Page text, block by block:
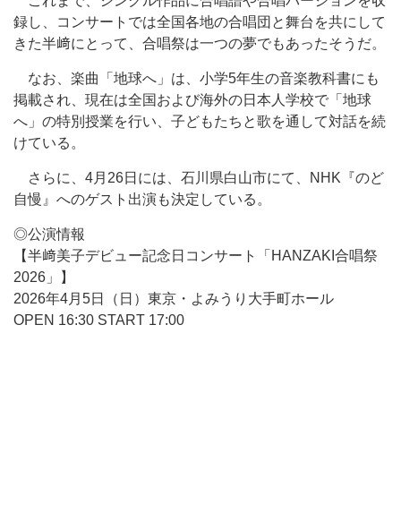
録し、コンサートでは全国各地の合唱団と舞台を共にして
きた半﨑にとって、合唱祭は一つの夢でもあったそうだ。
なお、楽曲「地球へ」は、小学5年生の音楽教科書にも
掲載され、現在は全国および海外の日本人学校で「地球
へ」の特別授業を行い、子どもたちと歌を通して対話を続
けている。
さらに、4月26日には、石川県白山市にて、NHK『のど
自慢』へのゲスト出演も決定している。
◎公演情報
【半﨑美子デビュー記念日コンサート「HANZAKI合唱祭
2026」】
2026年4月5日（日）東京・よみうり大手町ホール
OPEN 16:30 START 17:00